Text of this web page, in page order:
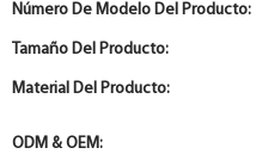
Número De Modelo Del Producto:
Tamaño Del Producto:
Material Del Producto:
ODM & OEM: